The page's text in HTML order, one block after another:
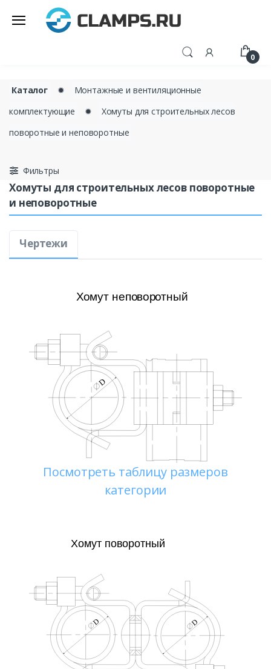
0
Каталог ✹
Монтажные и вентиляционные
комплектующие
✹
Хомуты для строительных лесов
поворотные и неповоротные
Фильтры
Хомуты для строительных лесов поворотные
и неповоротные
Чертежи
Посмотреть таблицу размеров
категории